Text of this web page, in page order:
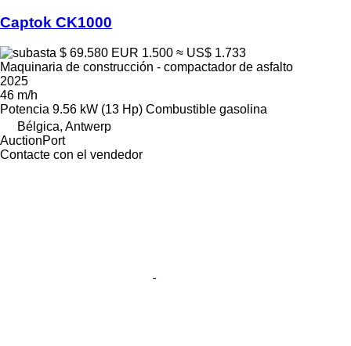
Captok CK1000
$ 69.580 EUR 1.500 ≈ US$ 1.733
Maquinaria de construcción - compactador de asfalto
2025
46 m/h
Potencia 9.56 kW (13 Hp) Combustible gasolina
Bélgica, Antwerp
AuctionPort
Contacte con el vendedor